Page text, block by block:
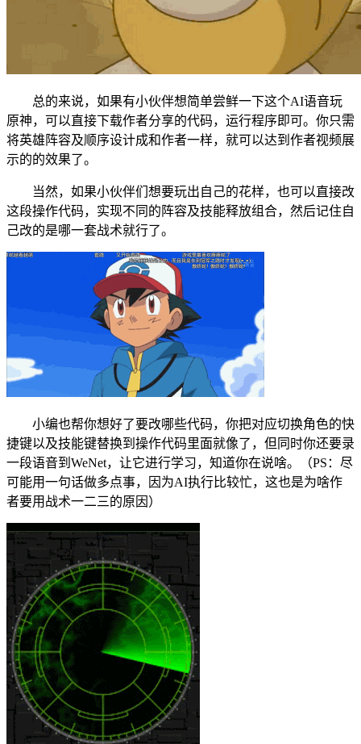
总的来说，如果有小伙伴想简单尝鲜一下这个AI语音玩
原神，可以直接下载作者分享的代码，运行程序即可。你只需
将英雄阵容及顺序设计成和作者一样，就可以达到作者视频展
示的的效果了。
当然，如果小伙伴们想要玩出自己的花样，也可以直接改
这段操作代码，实现不同的阵容及技能释放组合，然后记住自
己改的是哪一套战术就行了。
小编也帮你想好了要改哪些代码，你把对应切换角色的快
捷键以及技能键替换到操作代码里面就像了，但同时你还要录
一段语音到WeNet，让它进行学习，知道你在说啥。（PS：尽
可能用一句话做多点事，因为AI执行比较忙，这也是为啥作
者要用战术一二三的原因）